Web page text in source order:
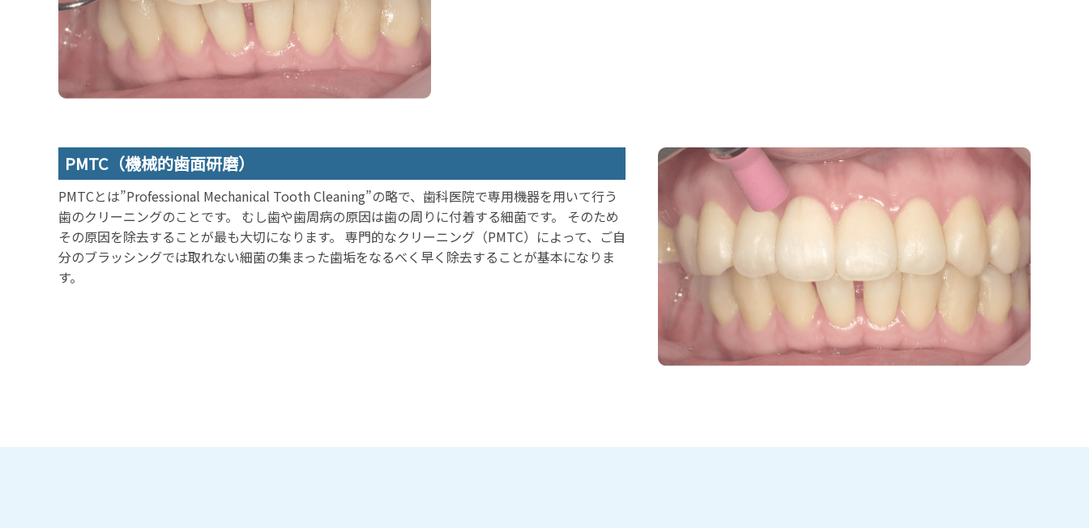
PMTC（機械的歯面研磨）
PMTCとは”Professional Mechanical Tooth Cleaning”の略で、歯科医院で専用機器を用いて行う
歯のクリーニングのことです。 むし歯や歯周病の原因は歯の周りに付着する細菌です。 そのため
その原因を除去することが最も大切になります。 専門的なクリーニング（PMTC）によって、ご自
分のブラッシングでは取れない細菌の集まった歯垢をなるべく早く除去することが基本になりま
す。